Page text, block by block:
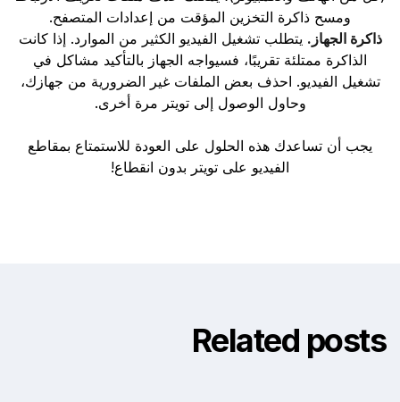
ومسح ذاكرة التخزين المؤقت من إعدادات المتصفح.
ذاكرة الجهاز. يتطلب تشغيل الفيديو الكثير من الموارد. إذا كانت
الذاكرة ممتلئة تقريبًا، فسيواجه الجهاز بالتأكيد مشاكل في
تشغيل الفيديو. احذف بعض الملفات غير الضرورية من جهازك،
وحاول الوصول إلى تويتر مرة أخرى.
يجب أن تساعدك هذه الحلول على العودة للاستمتاع بمقاطع
الفيديو على تويتر بدون انقطاع!
Related posts